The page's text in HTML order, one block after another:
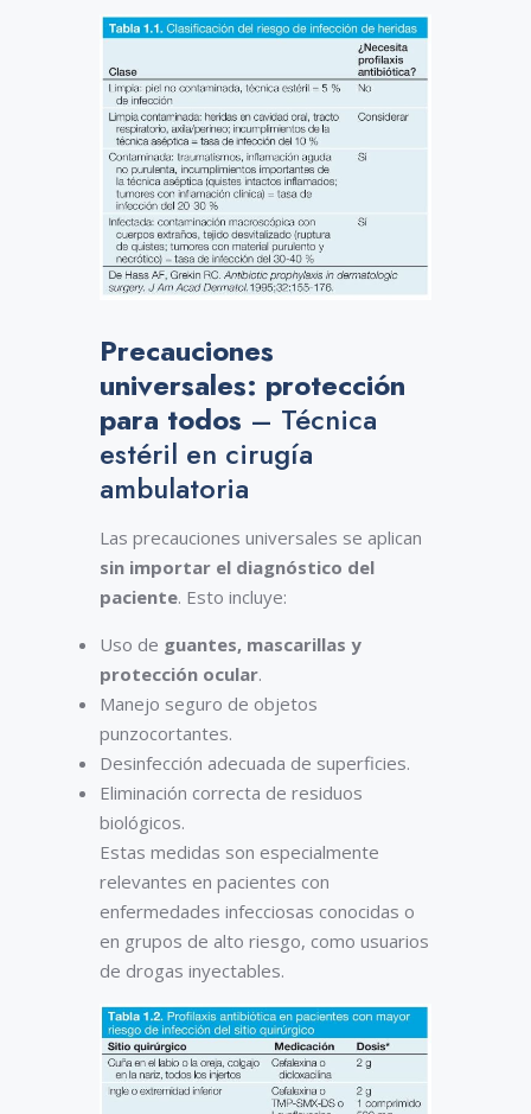
Precauciones
universales: protección
para todos – Técnica
estéril en cirugía
ambulatoria
Las precauciones universales se aplican
sin importar el diagnóstico del
paciente. Esto incluye:
Uso de guantes, mascarillas y
protección ocular.
Manejo seguro de objetos
punzocortantes.
Desinfección adecuada de superficies.
Eliminación correcta de residuos
biológicos.
Estas medidas son especialmente
relevantes en pacientes con
enfermedades infecciosas conocidas o
en grupos de alto riesgo, como usuarios
de drogas inyectables.